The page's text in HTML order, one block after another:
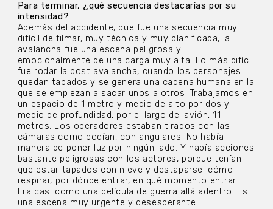
Para terminar, ¿qué secuencia destacarías por su
intensidad?
Además del accidente, que fue una secuencia muy
difícil de filmar, muy técnica y muy planificada, la
avalancha fue una escena peligrosa y
emocionalmente de una carga muy alta. Lo más difícil
fue rodar la post avalancha, cuando los personajes
quedan tapados y se genera una cadena humana en la
que se empiezan a sacar unos a otros. Trabajamos en
un espacio de 1 metro y medio de alto por dos y
medio de profundidad, por el largo del avión, 11
metros. Los operadores estaban tirados con las
cámaras como podían, con angulares. No había
manera de poner luz por ningún lado. Y había acciones
bastante peligrosas con los actores, porque tenían
que estar tapados con nieve y destaparse: cómo
respirar, por dónde entrar, en qué momento entrar…
Era casi como una película de guerra allá adentro. Es
una escena muy urgente y desesperante…